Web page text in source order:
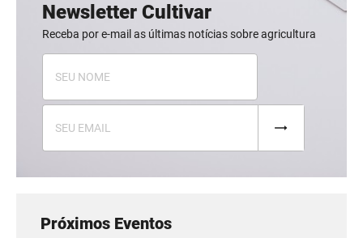
Newsletter Cultivar
Receba por e-mail as últimas notícias sobre agricultura
Próximos Eventos